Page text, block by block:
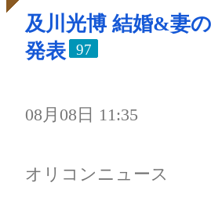
及川光博 結婚&妻
発表
97
08月08日 11:35
オリコンニュース